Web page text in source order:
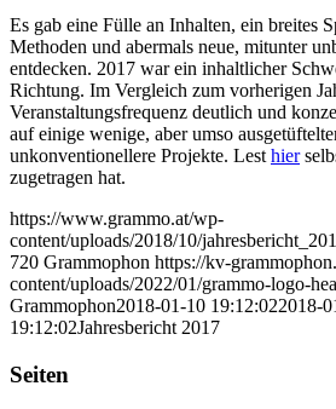
Es gab eine Fülle an Inhalten, ein breites
Methoden und abermals neue, mitunter
entdecken. 2017 war ein inhaltlicher
Richtung. Im Vergleich zum vorherigen
Veranstaltungsfrequenz deutlich und
auf einige wenige, aber umso
unkonventionellere Projekte. Lest hier
zugetragen hat.
https://www.grammo.at/wp-
content/uploads/2018/10/
720 Grammophon https://kv-
content/uploads/2022/01/grammo-logo-
Grammophon2018-01-10 19:12:022018-
19:12:02Jahresbericht 2017
Seiten